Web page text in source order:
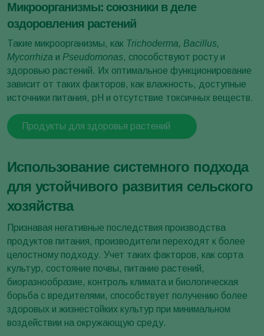
Микроорганизмы: союзники в деле
оздоровления растений
Такие микроорганизмы, как Trichoderma, Bacillus,
Mycorrhiza и Pseudomonas, способствуют росту и
здоровью растений. Их оптимальное функционирование
зависит от таких факторов, как влажность, доступные
источники питания, pH и отсутствие токсичных веществ.
Продукты для здоровья растений
Использование системного подхода
для устойчивого развития сельского
хозяйства
Признавая негативные последствия производства
продуктов питания, производители переходят к более
целостному подходу. Учет таких факторов, как сорта
культур, состояние почвы, питание растений,
биоразнообразие, контроль климата и биологическая
борьба с вредителями, способствует получению более
здоровых и жизнестойких культур при минимальном
воздействии на окружающую среду.